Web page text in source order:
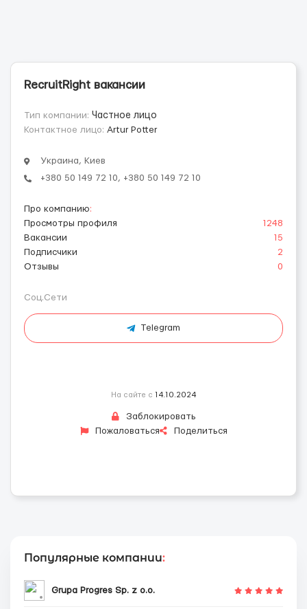
RecruitRight вакансии
Тип компании: Частное лицо
Контактное лицо: Artur Potter
Украина, Киев
+380 50 149 72 10, +380 50 149 72 10
Про компанию:
Просмотры профиля
1248
Вакансии
15
Подписчики
2
Отзывы
0
Соц.Сети
Telegram
На сайте с 14.10.2024
Заблокировать
Пожаловаться
Поделиться
Популярные компании:
Grupa Progres Sp. z o.o.